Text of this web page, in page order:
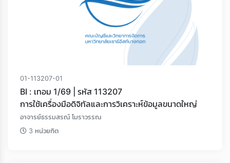
01-113207-01
BI : เทอม 1/69 | รหัส 113207
การใช้เครื่องมือดิจิทัลและการวิเคราะห์ข้อมูลขนาดใหญ่
อาจารย์ธรรมสรณ์ โมราวรรณ
3 หน่วยกิต